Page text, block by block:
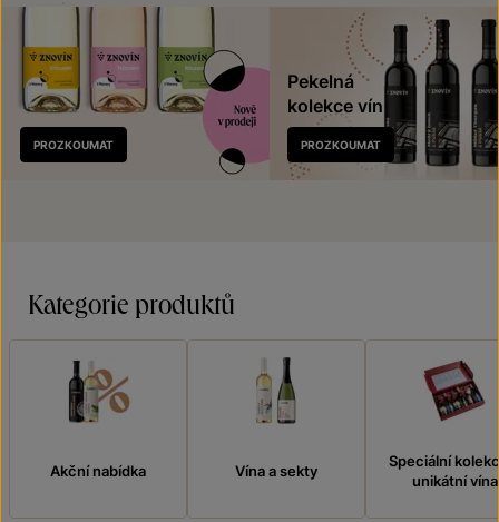
Nově
v prodeji
PROZKOUMAT
Pekelná
kolekce vín
PROZKOUMAT
Kategorie produktů
Akční nabídka Vína a sekty
Speciální
unikátní vína